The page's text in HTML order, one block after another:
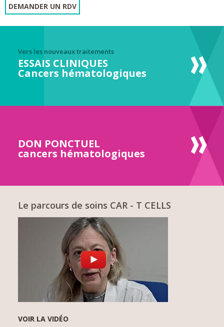
DEMANDER UN RDV
Vers les nouveaux traitements
ESSAIS CLINIQUES
Cancers hématologiques
DON PONCTUEL
cancers hématologiques
Le parcours de soins CAR - T CELLS
VOIR LA VIDÉO